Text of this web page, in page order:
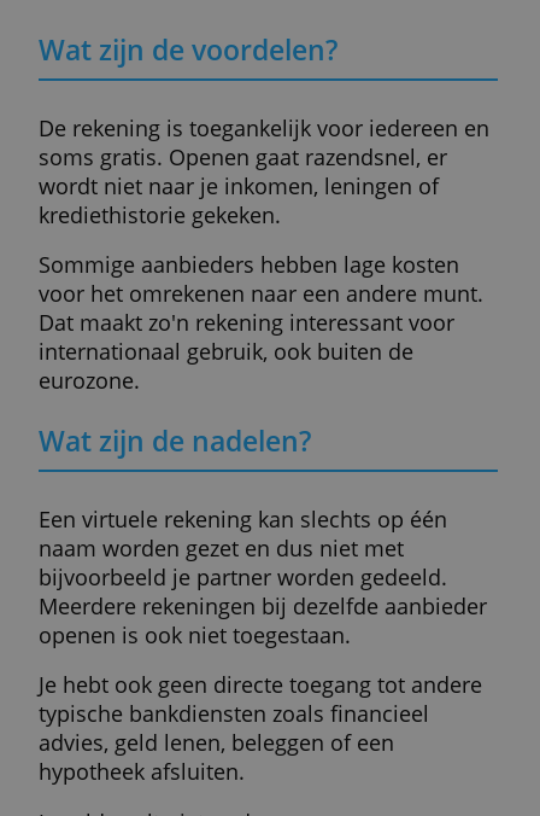
Je opent een account bij een uitgever van
elektronisch geld. Wise (voorheen
Transferwise) is hier een
bekend voorbeeld van.
Zo'n aanbieder heeft geen volledige
geen geld lenen. Dat betekent dat hij ook
minder regelgeving hoeft te voldoen. Een
rekening openen kan daardoor sneller
Je identiteit wordt online gecontroleerd.
De aanbieder kan in een ander EU-land
gevestigd zijn en valt onder het toezicht
Wat zijn de voordelen?
De rekening is toegankelijk voor iedereen
soms gratis. Openen gaat razendsnel, er